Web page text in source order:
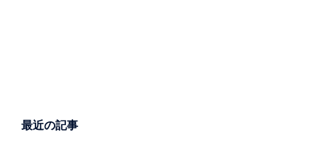
最近の記事